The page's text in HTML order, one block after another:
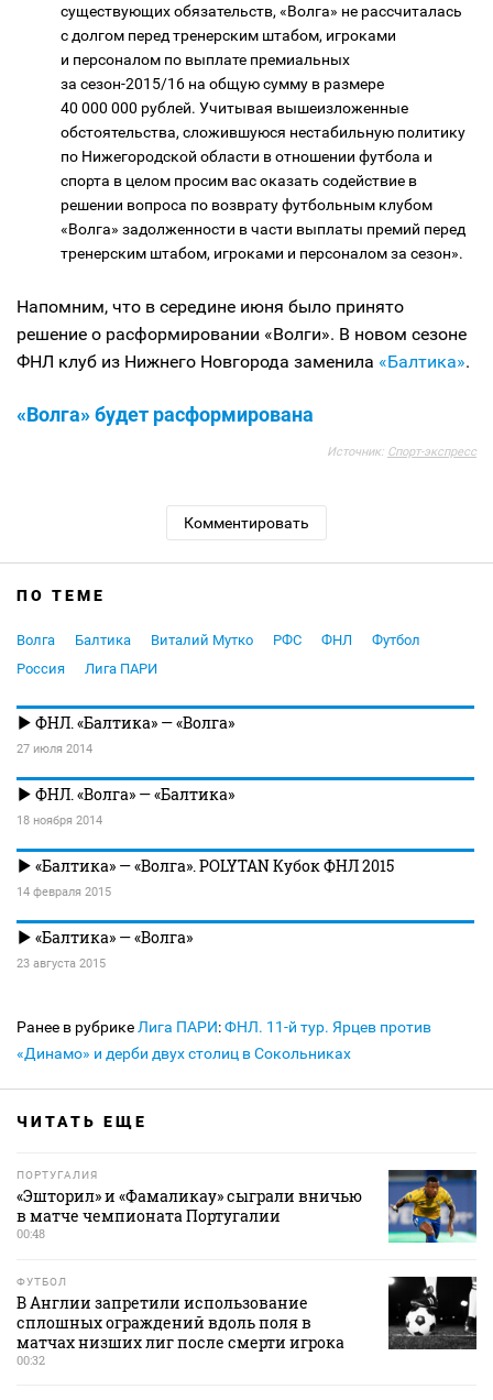
существующих обязательств, «Волга» не рассчиталась
с долгом перед тренерским штабом, игроками
и персоналом по выплате премиальных
за сезон-2015/16 на общую сумму в размере
40 000 000 рублей. Учитывая вышеизложенные
обстоятельства, сложившуюся нестабильную политику
по Нижегородской области в отношении футбола и
спорта в целом просим вас оказать содействие в
решении вопроса по возврату футбольным клубом
«Волга» задолженности в части выплаты премий перед
тренерским штабом, игроками и персоналом за сезон».
Напомним, что в середине июня было принято
решение о расформировании «Волги». В новом сезоне
ФНЛ клуб из Нижнего Новгорода заменила «Балтика».
«Волга» будет расформирована
Источник: Спорт-экспресс
Комментировать
ПО ТЕМЕ
Волга Балтика Виталий Мутко РФС ФНЛ
Футбол
Россия
Лига ПАРИ
ФНЛ. «Балтика» — «Волга»
27 июля 2014
ФНЛ. «Волга» — «Балтика»
18 ноября 2014
«Балтика» — «Волга». POLYTAN Кубок ФНЛ 2015
14 февраля 2015
«Балтика» — «Волга»
23 августа 2015
Ранее в рубрике Лига ПАРИ:ФНЛ. 11-й тур. Ярцев против
«Динамо» и дерби двух столиц в Сокольниках
ЧИТАТЬ ЕЩЕ
ПОРТУГАЛИЯ
«Эшторил» и «Фамаликау» сыграли вничью
в матче чемпионата Португалии
00:48
ФУТБОЛ
В Англии запретили использование
сплошных ограждений вдоль поля в
матчах низших лиг после смерти игрока
00:32